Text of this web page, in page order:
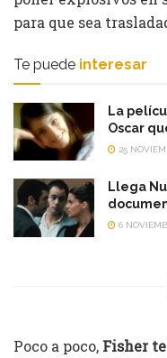
para que sea
Te puede interesar
La
Oscar
25
Llega
6
Poco a poco, Fisher